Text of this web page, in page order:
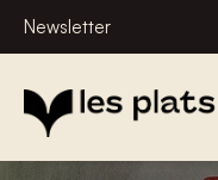
Newsletter